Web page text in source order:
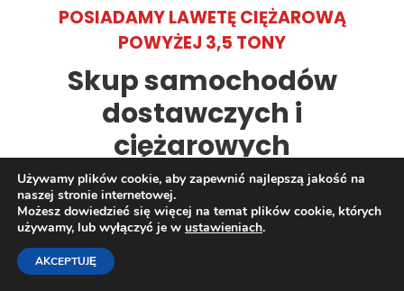
POSIADAMY LAWETĘ CIĘŻAROWĄ
POWYŻEJ 3,5 TONY
Skup samochodów
dostawczych i
ciężarowych
Używamy plików cookie, aby zapewnić najlepszą jakość na
naszej stronie internetowej.
Możesz dowiedzieć się więcej na temat plików cookie, których
używamy, lub wyłączyć je w ustawieniach.
AKCEPTUJĘ